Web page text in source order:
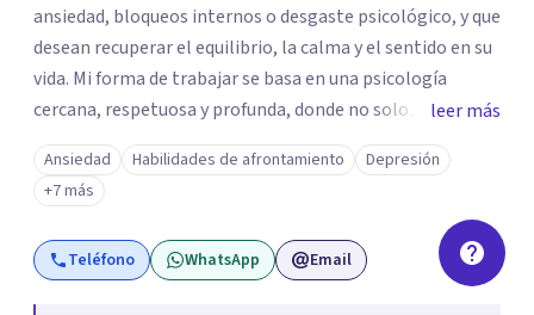
ansiedad, bloqueos internos o desgaste psicológico, y que
desean recuperar el equilibrio, la calma y el sentido en su
vida. Mi forma de trabajar se basa en una psicología
cercana, respetuosa y profunda, donde no solo
atendemos los síntomas, sino también lo que los
provoca. Integro la psicología positiva y la terapia
cognitivo-conductual con una mirada más amplia,
teniendo en cuenta la mente, el cuerpo y la emoción.
Tengo una amplia experiencia acompañando a personas
leer más
Ansiedad Habilidades de afrontamiento
Depresión
+7 más
Teléfono WhatsApp Email